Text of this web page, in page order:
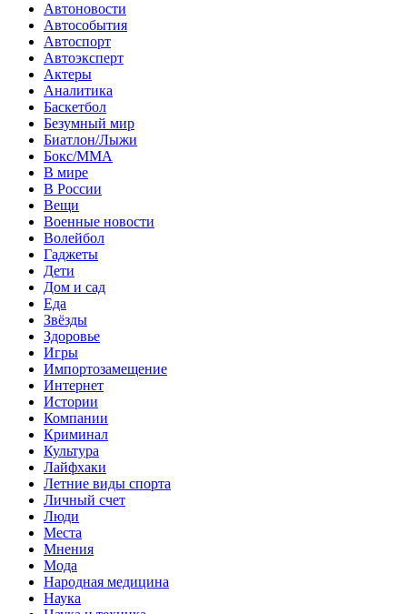
Автоновости
Автособытия
Автоспорт
Автоэксперт
Актеры
Аналитика
Баскетбол
Безумный мир
Биатлон/Лыжи
Бокс/MMA
В мире
В России
Вещи
Военные новости
Волейбол
Гаджеты
Дети
Дом и сад
Еда
Звёзды
Здоровье
Игры
Импортозамещение
Интернет
Истории
Компании
Криминал
Культура
Лайфхаки
Летние виды спорта
Личный счет
Люди
Места
Мнения
Мода
Народная медицина
Наука